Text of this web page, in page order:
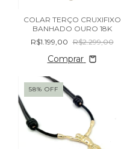
COLAR TERÇO CRUXIFIXO
BANHADO OURO 18K
R$1.199,00 R$2.299,00
Comprar
58% OFF